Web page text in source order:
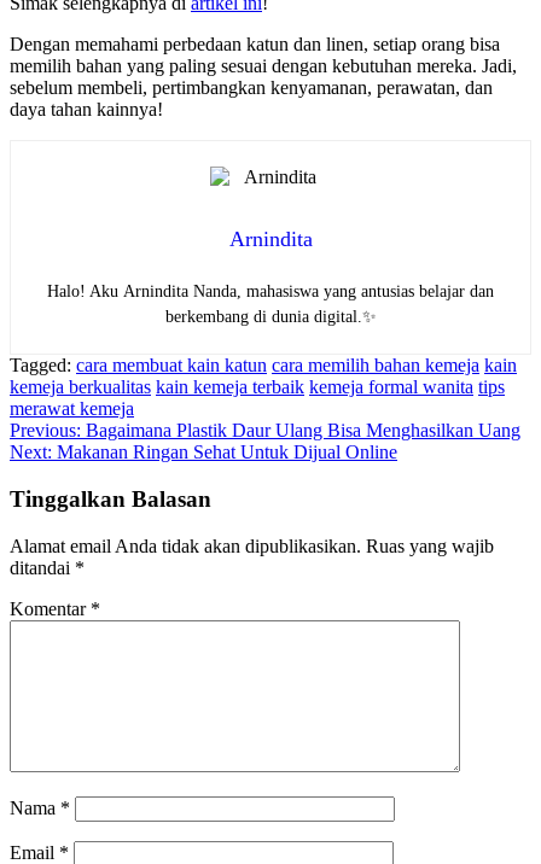
Dengan memahami perbedaan katun dan linen, setiap orang bisa
memilih bahan yang paling sesuai dengan kebutuhan mereka. Jadi,
sebelum membeli, pertimbangkan kenyamanan, perawatan, dan
daya tahan kainnya!
Arnindita
Halo! Aku Arnindita Nanda, mahasiswa yang antusias belajar dan
berkembang di dunia digital.✨
Tagged: cara membuat kain katun cara memilih bahan kemeja kain
kemeja berkualitas kain kemeja terbaik kemeja formal wanita tips
merawat kemeja
Navigasi
pos
Previous: Bagaimana Plastik Daur Ulang Bisa Menghasilkan Uang
Next: Makanan Ringan Sehat Untuk Dijual Online
Tinggalkan Balasan
Alamat email Anda tidak akan dipublikasikan. Ruas yang wajib
ditandai *
Komentar *
Nama *
Email *